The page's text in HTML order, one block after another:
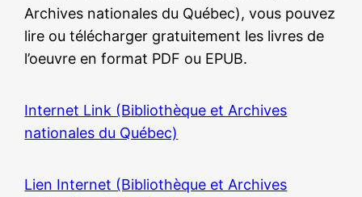
Archives nationales du Québec), vous pouvez
lire ou télécharger gratuitement les livres de
l’oeuvre en format PDF ou EPUB.
Internet Link (Bibliothèque et Archives
nationales du Québec)
Lien Internet (Bibliothèque et Archives